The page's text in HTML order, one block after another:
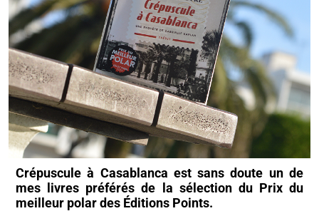
Crépuscule à Casablanca est sans doute un de
mes livres préférés de la sélection du Prix du
meilleur polar des Éditions Points.